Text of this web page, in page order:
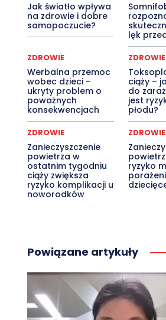
Jak światło wpływa
na zdrowie i dobre
samopoczucie?
lęk
ZDROWIE
Werbalna przemoc
wobec dzieci –
ukryty problem o
poważnych
konsekwencjach
ZDROWIE
ciąży –
do
jest
płodu?
ZDROWIE
Zanieczyszczenie
powietrza w
ostatnim tygodniu
ciąży zwiększa
ryzyko komplikacji u
noworodków
ZDROWIE
ryzyko
Powiązane artykuły